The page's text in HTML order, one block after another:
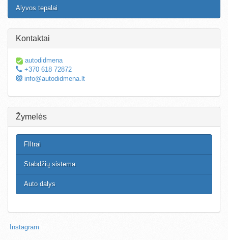
Alyvos tepalai
Kontaktai
autodidmena
+370 618 72872
info@autodidmena.lt
Žymelės
FIltrai
Stabdžių sistema
Auto dalys
Instagram